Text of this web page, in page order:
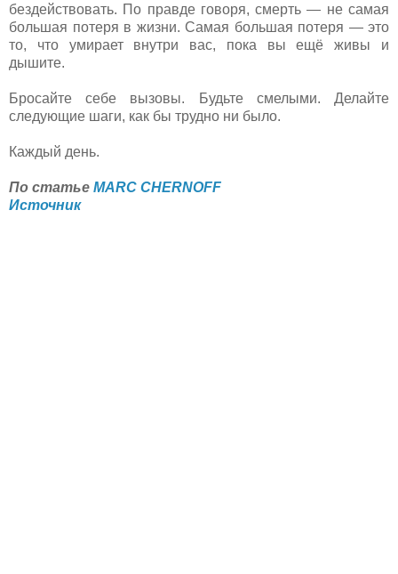
бездействовать. По правде говоря, смерть — не самая
большая потеря в жизни. Самая большая потеря — это
то, что умирает внутри вас, пока вы ещё живы и
дышите.
Бросайте себе вызовы. Будьте смелыми. Делайте
следующие шаги, как бы трудно ни было.
Каждый день.
По статье MARC CHERNOFF
Источник